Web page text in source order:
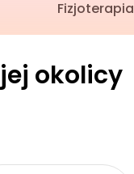
Fizjoterapia
okolicy